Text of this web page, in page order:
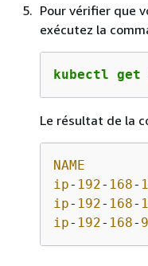
Pour vérifier que
exécutez la
kubectl get
Le résultat de la
NAME
ip- 192- 168-
ip- 192- 168-
ip- 192- 168-